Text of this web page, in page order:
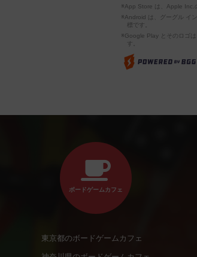
※App Store は、Apple Inc.
※Android は、グーグル イ
標です。
※Google Play とそのロゴ
す。
ボードゲームカフェ
東京都のボードゲームカフェ